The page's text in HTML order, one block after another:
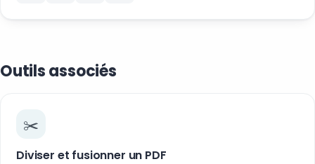
Outils associés
✂️
Diviser et fusionner un PDF